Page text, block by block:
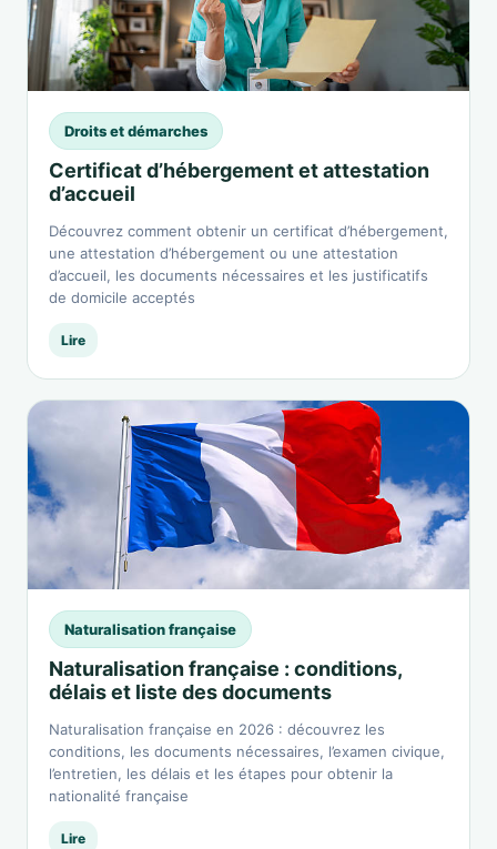
Droits et démarches
Certificat d’hébergement et attestation
d’accueil
Découvrez comment obtenir un certificat d’hébergement,
une attestation d’hébergement ou une attestation
d’accueil, les documents nécessaires et les justificatifs
de domicile acceptés
Lire
Naturalisation française
Naturalisation française : conditions,
délais et liste des documents
Naturalisation française en 2026 : découvrez les
conditions, les documents nécessaires, l’examen civique,
l’entretien, les délais et les étapes pour obtenir la
nationalité française
Lire